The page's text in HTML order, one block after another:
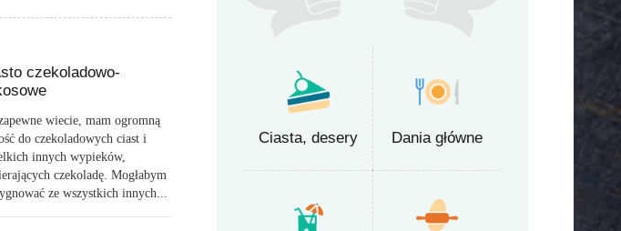
czekoladowo-
wiecie, mam ogromną
do czekoladowych ciast i
innych wypieków,
czekoladę. Mogłabym
ze wszystkich innych...
Ciasta, desery Dania główne